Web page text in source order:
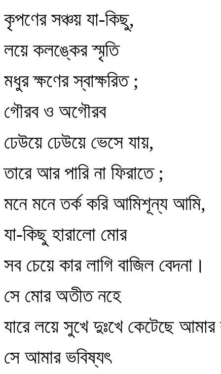
কৃপণের সঞ্চয় যা-কিছু,
লয়ে কলঙ্কের স্মৃতি
মধুর ক্ষণের স্বাক্ষরিত ;
গৌরব ও অগৌরব
ঢেউয়ে ঢেউয়ে ভেসে যায়,
তারে আর পারি না ফিরাতে ;
মনে মনে তর্ক করি আমিশূন্য আমি,
যা-কিছু হারালো মোর
সব চেয়ে কার লাগি বাজিল বেদনা।
সে মোর অতীত নহে
যারে লয়ে সুখে দুঃখে কেটেছে আমার
সে আমার ভবিষ্যৎ